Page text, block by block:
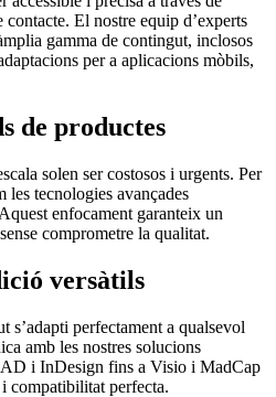
El nostre equip d’experts
gamma de contingut, inclosos
per a aplicacions mòbils,
de productes
solen ser costosos i urgents. Per
les tecnologies avançades
enfocament garanteix un
comprometre la qualitat.
versàtils
s’adapti perfectament a qualsevol
amb les nostres solucions
i InDesign fins a Visio i MadCap
compatibilitat perfecta.